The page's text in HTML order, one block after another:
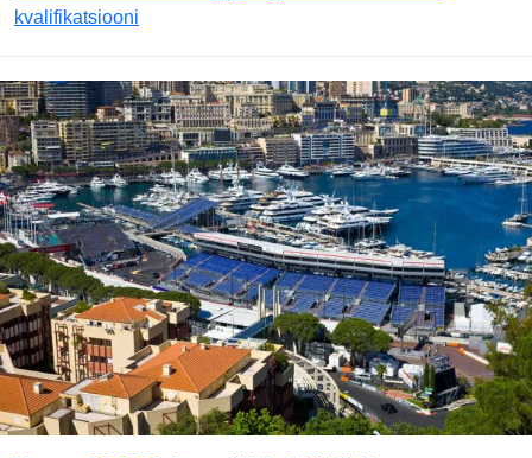
kvalifikatsiooni